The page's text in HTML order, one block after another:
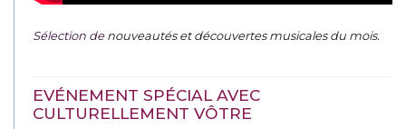
Sélection denouveautés et découvertes musicales du mois.
EVÉNEMENT SPÉCIAL AVEC
CULTURELLEMENT VÔTRE